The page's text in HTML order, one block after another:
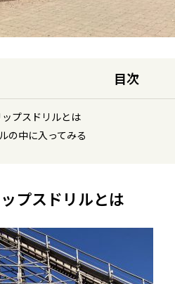
目次
プスドリルとは
の中に入ってみる
スドリルとは